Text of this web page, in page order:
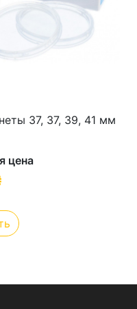
37, 37, 39, 41 мм
цена